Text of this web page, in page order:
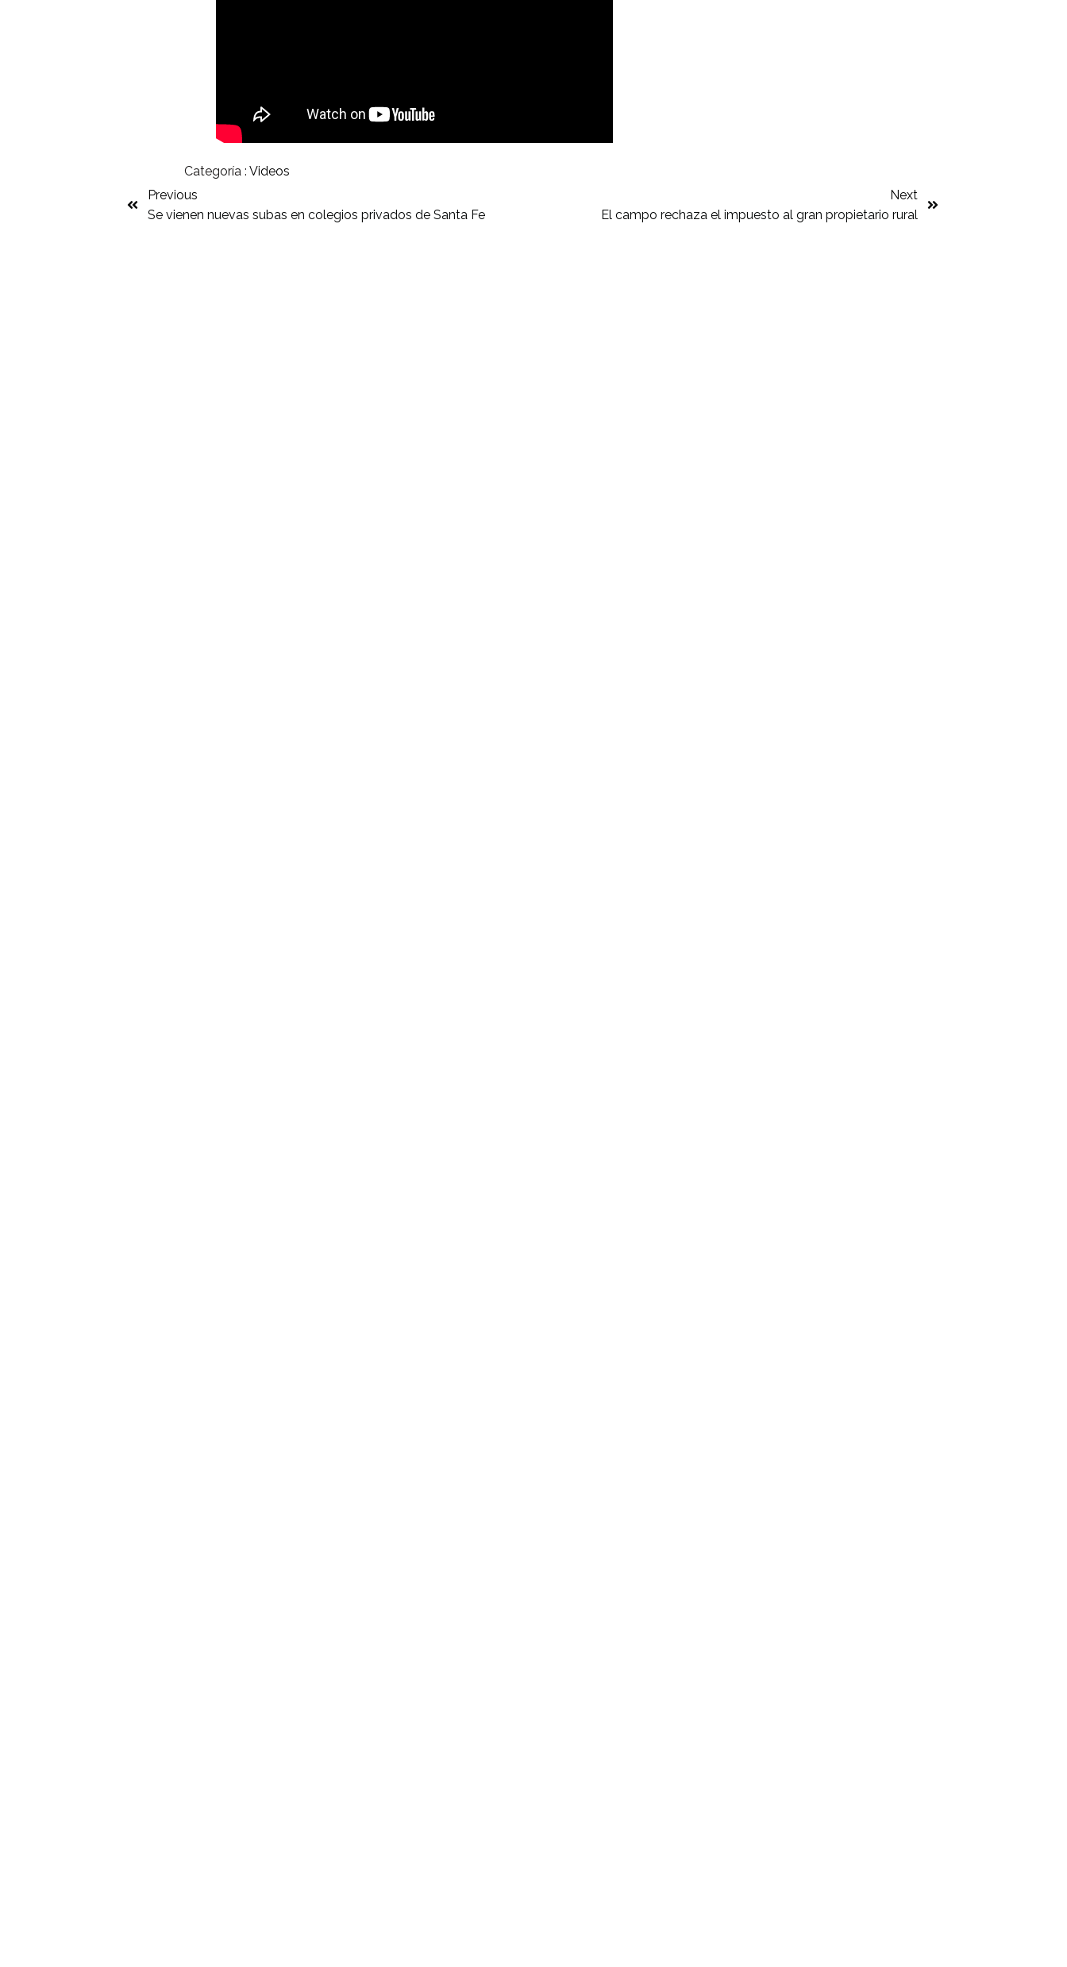
Categoría : Videos
Previous
Se vienen nuevas subas en colegios privados de Santa Fe
Next
El campo rechaza el impuesto al gran propietario rural